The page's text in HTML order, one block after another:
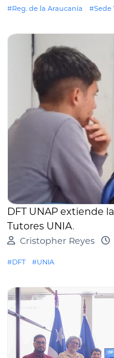
#Reg. de la Araucanía #Sede
DFT UNAP extiende
Tutores UNIA.
Cristopher Reyes
#DFT #UNIA